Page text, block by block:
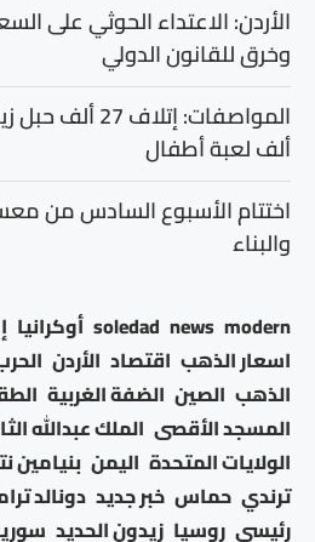
الأردن: الاعتداء الحوثي على
وخرق للقانون الدولي
ألف لعبة أطفال
اختتام الأسبوع السادس من
والبناء
modern
news
soledad أوكرانيا
اسعار الذهب اقتصاد الأردن
الذهب الصين الضفة الغربية
المسجد الأقصى الملك عبدالله
الولايات المتحدة اليمن بنيامين
ترندي حماس خبر جديد دونالد
رئيسي روسيا زيدون الحديد